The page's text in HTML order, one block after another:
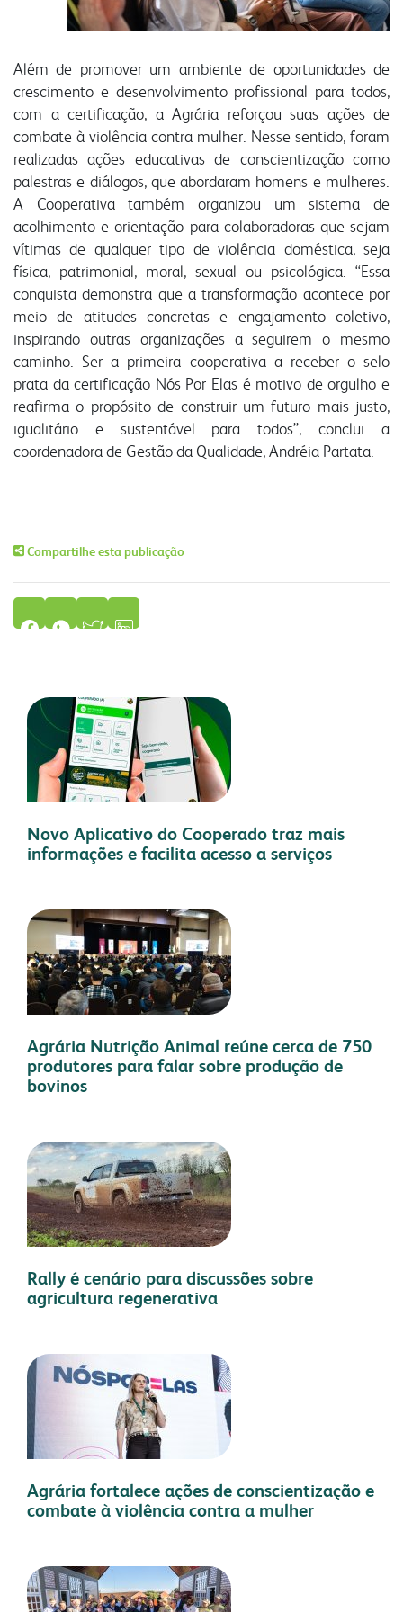
Além de promover um ambiente de oportunidades de
crescimento e desenvolvimento profissional para todos,
com a certificação, a Agrária reforçou suas ações de
combate à violência contra mulher. Nesse sentido, foram
realizadas ações educativas de conscientização como
palestras e diálogos, que abordaram homens e mulheres.
A Cooperativa também organizou um sistema de
acolhimento e orientação para colaboradoras que sejam
vítimas de qualquer tipo de violência doméstica, seja
física, patrimonial, moral, sexual ou psicológica. “Essa
conquista demonstra que a transformação acontece por
meio de atitudes concretas e engajamento coletivo,
inspirando outras organizações a seguirem o mesmo
caminho. Ser a primeira cooperativa a receber o selo
prata da certificação Nós Por Elas é motivo de orgulho e
reafirma o propósito de construir um futuro mais justo,
igualitário e sustentável para todos”, conclui a
coordenadora de Gestão da Qualidade, Andréia Partata.
Compartilhe esta publicação
Novo Aplicativo do Cooperado traz mais
informações e facilita acesso a serviços
Agrária Nutrição Animal reúne cerca de 750
produtores para falar sobre produção de
bovinos
Rally é cenário para discussões sobre
agricultura regenerativa
Agrária fortalece ações de conscientização e
combate à violência contra a mulher